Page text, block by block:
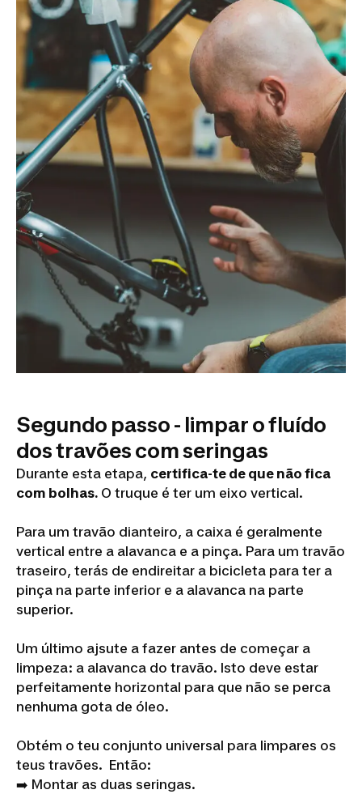
Segundo passo - limpar o fluído
dos travões com seringas
Durante esta etapa, certifica-te de que não fica
com bolhas. O truque é ter um eixo vertical.
Para um travão dianteiro, a caixa é geralmente
vertical entre a alavanca e a pinça. Para um travão
traseiro, terás de endireitar a bicicleta para ter a
pinça na parte inferior e a alavanca na parte
superior.
Um último ajsute a fazer antes de começar a
limpeza: a alavanca do travão. Isto deve estar
perfeitamente horizontal para que não se perca
nenhuma gota de óleo.
Obtém o teu conjunto universal para limpares os
teus travões. Então:
➡️ Montar as duas seringas.